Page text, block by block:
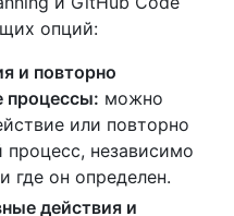
опций:
и повторно
процессы: можно
или повторно
независимо
где он определен.
действия и